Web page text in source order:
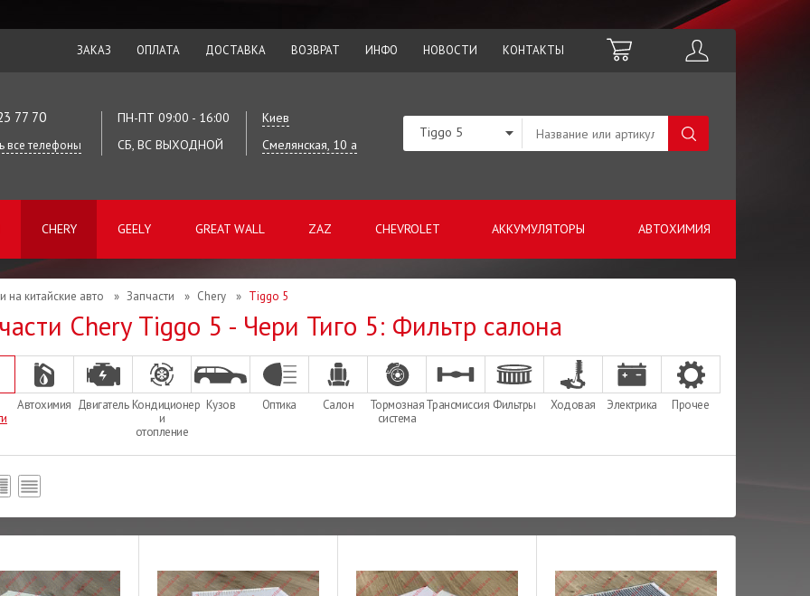
ЗАКАЗ ОПЛАТА ДОСТАВКА ВОЗВРАТ ИНФО НОВОСТИ КОНТАКТЫ
77 70
все телефоны
ПН-ПТ 09:00 - 16:00
СБ, ВС ВЫХОДНОЙ
Киев
Смелянская, 10 а
CHERY GEELY GREAT WALL ZAZ CHEVROLET АККУМУЛЯТОРЫ АВТОХИМИЯ
Tiggo 5
на китайские авто » Запчасти » Chery » Tiggo 5
Chery Tiggo 5 - Чери Тиго 5: Фильтр салона
Автохимия Двигатель Кондиционер
и
отопление
Кузов Оптика Салон
Тормозная
система
Трансмиссия Фильтры Ходовая Электрика Прочее